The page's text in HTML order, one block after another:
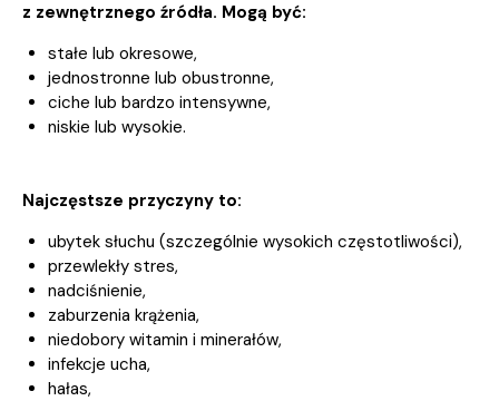
z zewnętrznego źródła. Mogą być:
stałe lub okresowe,
jednostronne lub obustronne,
ciche lub bardzo intensywne,
niskie lub wysokie.
Najczęstsze przyczyny to:
ubytek słuchu (szczególnie wysokich częstotliwości),
przewlekły stres,
nadciśnienie,
zaburzenia krążenia,
niedobory witamin i minerałów,
infekcje ucha,
hałas,